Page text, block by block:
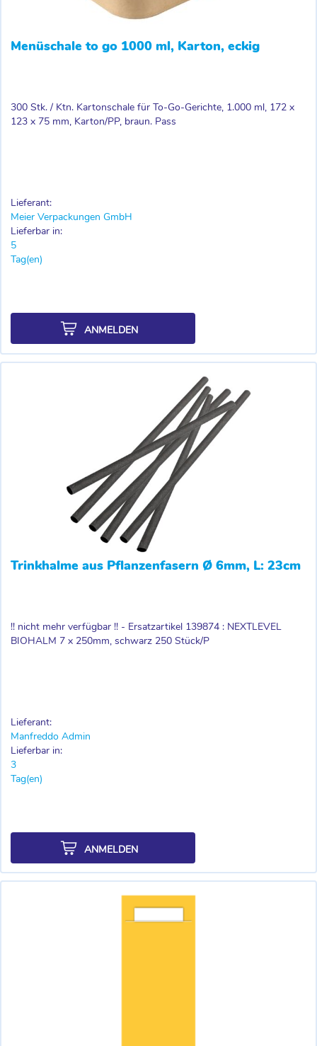
Menüschale to go 1000 ml, Karton, eckig
300 Stk. / Ktn. Kartonschale für To-Go-Gerichte, 1.000 ml, 172 x
123 x 75 mm, Karton/PP, braun. Pass
Lieferant:
Meier Verpackungen GmbH
Lieferbar in:
5
Tag(en)
ANMELDEN
Trinkhalme aus Pflanzenfasern Ø 6mm, L: 23cm
!! nicht mehr verfügbar !! - Ersatzartikel 139874 : NEXTLEVEL
BIOHALM 7 x 250mm, schwarz 250 Stück/P
Lieferant:
Manfreddo Admin
Lieferbar in:
3
Tag(en)
ANMELDEN